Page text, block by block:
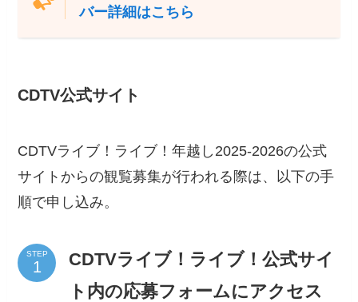
バー詳細はこちら
CDTV公式サイト
CDTVライブ！ライブ！年越し2025-2026の公式
サイトからの観覧募集が行われる際は、以下の手
順で申し込み。
STEP
CDTVライブ！ライブ！公式サイ
ト内の応募フォームにアクセス